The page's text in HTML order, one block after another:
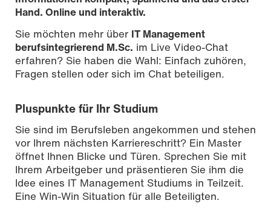
Bild: gorodenkoff /iStockphoto
Hand. Online und interaktiv.
Sie möchten mehr über IT Management
berufsintegrierend M.Sc. im Live Video-Chat
erfahren? Sie haben die Wahl: Einfach zuhören,
Fragen stellen oder sich im Chat beteiligen.
Pluspunkte für Ihr Studium
Sie sind im Berufsleben angekommen und stehen
vor Ihrem nächsten Karriereschritt? Ein Master
öffnet Ihnen Blicke und Türen. Sprechen Sie mit
Ihrem Arbeitgeber und präsentieren Sie ihm die
Idee eines IT Management Studiums in Teilzeit.
Eine Win-Win Situation für alle Beteiligten.